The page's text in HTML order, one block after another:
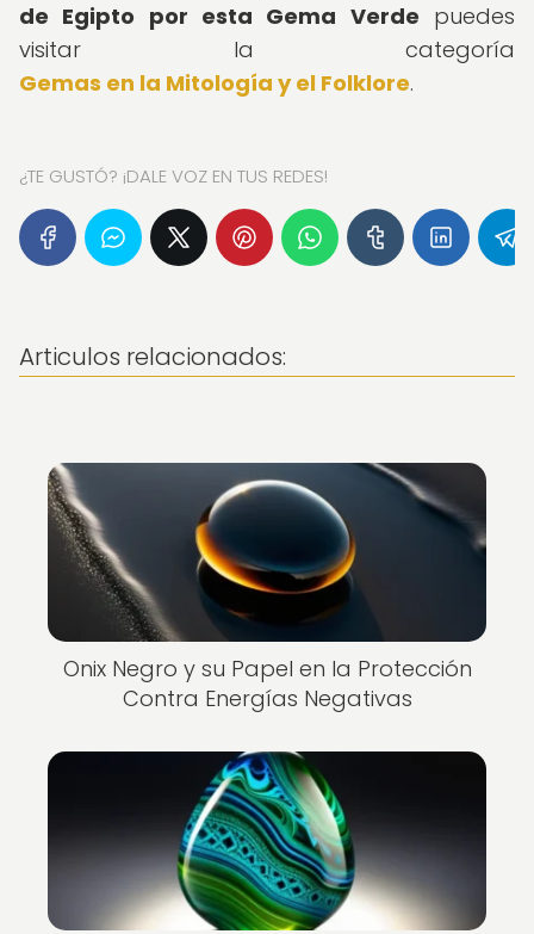
de Egipto por esta Gema Verde puedes
visitar la categoría
Gemas en la Mitología y el Folklore.
¿TE GUSTÓ? ¡DALE VOZ EN TUS REDES!
Articulos relacionados:
Onix Negro y su Papel en la Protección
Contra Energías Negativas